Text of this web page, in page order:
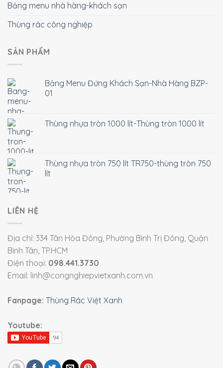
Bảng menu nhà hàng-khách sạn
Thùng rác công nghiệp
SẢN PHẨM
Bảng Menu Đứng Khách Sạn-Nhà Hàng BZP-
01
Thùng nhựa tròn 1000 lít-Thùng tròn 1000 lít
Thùng nhựa tròn 750 lít TR750-thùng tròn 750
lít
LIÊN HỆ
Địa chỉ: 334 Tân Hòa Đông, Phường Bình Trị Đông, Quận
Bình Tân, TP.HCM
Điện thoại: 098.441.3730
Email: linh@congnghiepvietxanh.com.vn
Fanpage: Thùng Rác Việt Xanh
Youtube: